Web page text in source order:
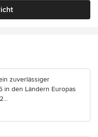
zuverlässiger
in den Ländern Europas